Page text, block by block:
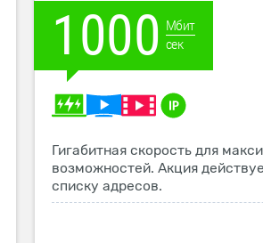
1000 Мбит
сек
Гигабитная скорость для
возможностей. Акция
списку адресов.